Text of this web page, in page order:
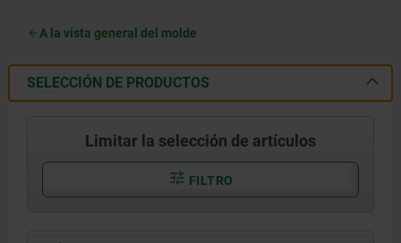
A la vista general del molde
SELECCIÓN DE PRODUCTOS
Limitar la selección de artículos
FILTRO